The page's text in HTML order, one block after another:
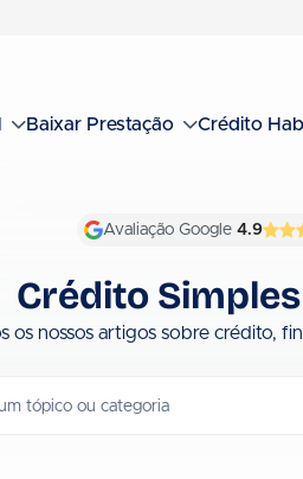
Baixar Prestação Crédito
Avaliação Google 4.9
Crédito
os nossos artigos sobre crédito,